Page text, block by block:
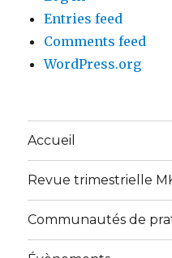
Entries feed
Comments feed
WordPress.org
Accueil
Revue trimestrielle
Communautés de